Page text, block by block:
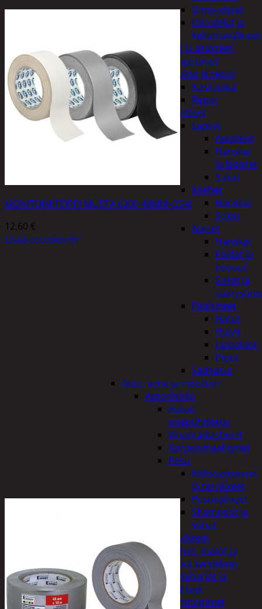
Uima-altaat
Uimalelut ja
kelluntavälineet
Vaatteet ja asusteet
Heijastimet
Laukut ja reput
Käsilaukut
Reput
Vaatteet
Lapset
Asusteet
Hanskat
ja lapaset
Sukat
Miehet
Hanskat
Sukat
Naiset
Hanskat
Paidat ja
housut
Sukat ja
Päähineet
Hatut
Huivit
Lippalakit
Pipot
Sadeasut
Auto, vene ja moottori
Autonhoito
Auton
sisäpuhdistus
Ilmanraikastimet
Korjausmaalikynät
Pesu
Kiillotuskoneet
ja tarvikkeet
Pesuvälineet
Shampoot ja
vahat
Autotarvikkeet
Kalvot, matot ja
muut tarvikkeet
Lumiharjat ja
peitteet
Lämmittimet
MONITOIMITEIPPI MUSTA 6200 48MM×25M
12,60 €
Lisää ostoskoriin